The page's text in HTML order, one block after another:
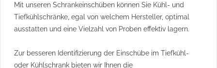
Mit unseren Schrankeinschüben können Sie Kühl- und
Tiefkühlschränke, egal von welchem Hersteller, optimal
ausstatten und eine Vielzahl von Proben effektiv lagern.
Zur besseren Identifizierung der Einschübe im Tiefkühl-
oder Kühlschrank bieten wir Ihnen die